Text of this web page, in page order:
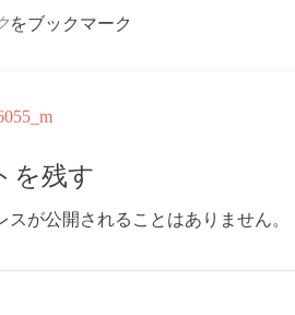
をブックマーク
を残す
スが公開されることはありません。